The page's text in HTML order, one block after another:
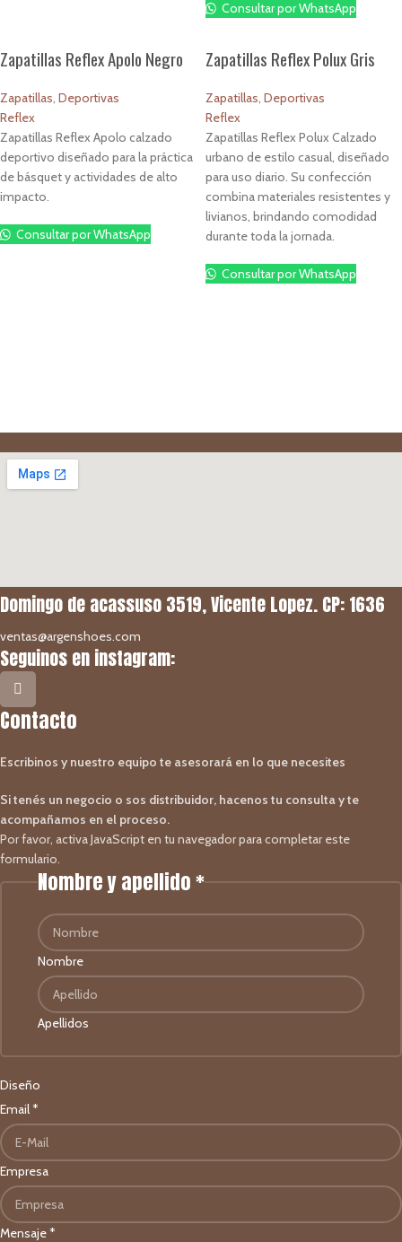
Consultar por WhatsApp
Zapatillas Reflex Apolo Negro
Zapatillas, Deportivas
Reflex
Zapatillas Reflex Apolo calzado
deportivo diseñado para la práctica
de básquet y actividades de alto
impacto.
Consultar por WhatsApp
Zapatillas Reflex Polux Gris
Zapatillas, Deportivas
Reflex
Zapatillas Reflex Polux Calzado
urbano de estilo casual, diseñado
para uso diario. Su confección
combina materiales resistentes y
livianos, brindando comodidad
durante toda la jornada.
Consultar por WhatsApp
Domingo de acassuso 3519, Vicente Lopez. CP: 1636
ventas@argenshoes.com
Seguinos en instagram:
Contacto
Escribinos y nuestro equipo te asesorará en lo que necesites
Si tenés un negocio o sos distribuidor, hacenos tu consulta y te
acompañamos en el proceso.
Por favor, activa JavaScript en tu navegador para completar este
formulario.
Nombre y apellido*
Nombre
Apellidos
Diseño
Email*
Empresa
Mensaje*